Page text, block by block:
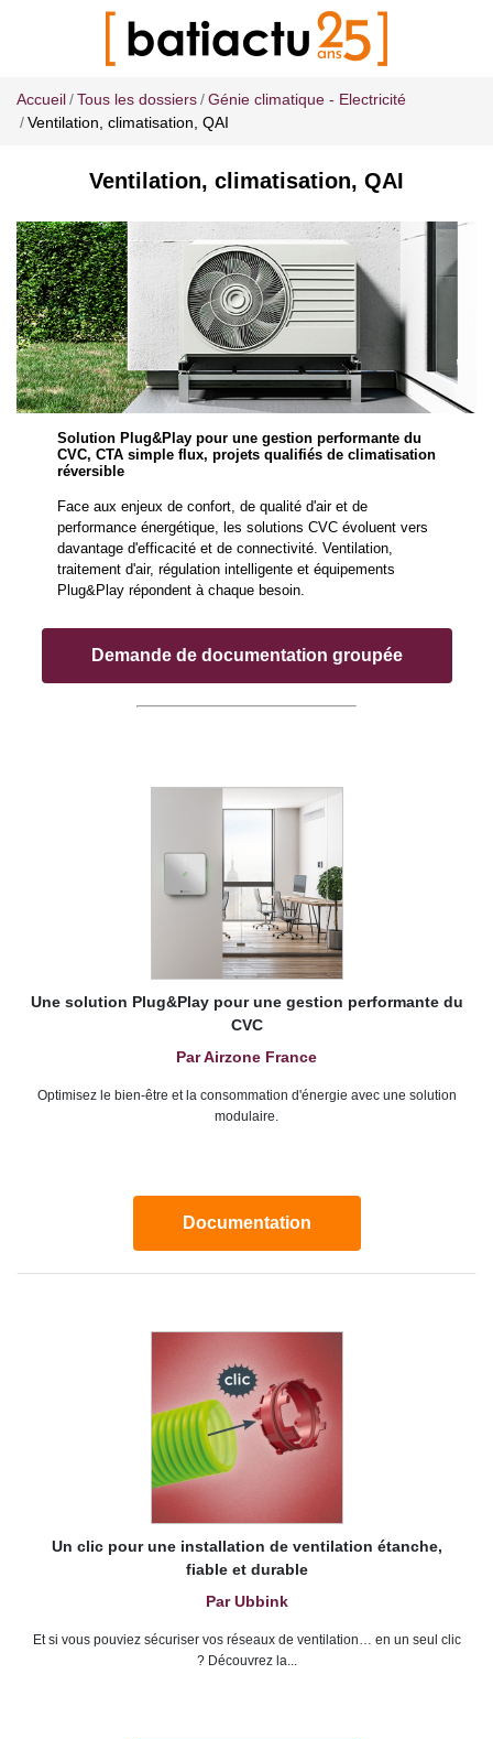
Accueil Tous les dossiers
Génie climatique - Electricité
Ventilation, climatisation, QAI
Ventilation, climatisation, QAI
Solution Plug&Play pour une gestion performante du
CVC, CTA simple flux, projets qualifiés de climatisation
réversible
Face aux enjeux de confort, de qualité d'air et de
performance énergétique, les solutions CVC évoluent vers
davantage d'efficacité et de connectivité. Ventilation,
traitement d'air, régulation intelligente et équipements
Plug&Play répondent à chaque besoin.
Demande de documentation groupée
Une solution Plug&Play pour une gestion performante du
CVC
Par Airzone France
Optimisez le bien-être et la consommation d'énergie avec une solution
modulaire.
Documentation
Un clic pour une installation de ventilation étanche,
fiable et durable
Par Ubbink
Et si vous pouviez sécuriser vos réseaux de ventilation… en un seul clic
? Découvrez la...